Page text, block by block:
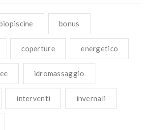
bonus
coperture energetico
idromassaggio
interventi invernali